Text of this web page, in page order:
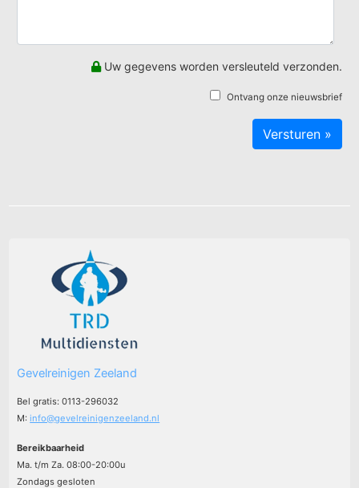
Uw gegevens worden versleuteld verzonden.
Ontvang onze nieuwsbrief
Gevelreinigen Zeeland
Bel gratis: 0113-296032
M:info@gevelreinigenzeeland.nl
Bereikbaarheid
Ma. t/m Za. 08:00-20:00u
Zondags gesloten